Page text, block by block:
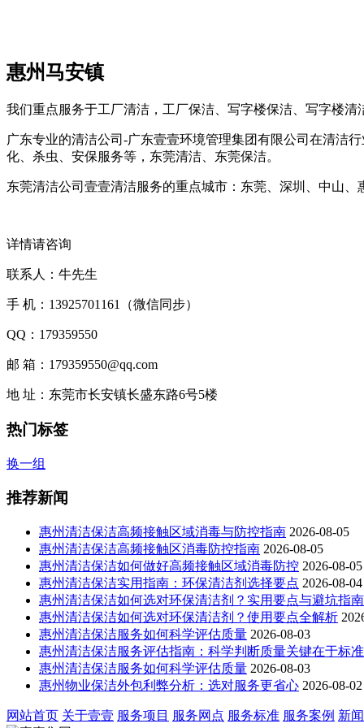
惠州马安镇
我们重点服务于工厂清洁，工厂保洁、写字楼保洁、写字楼清
广东专业的清洁公司-广东壹壹环境管理集团有限公司在清洁
化、杀虫、安保服务等，东莞清洁、东莞保洁。
东莞清洁公司壹壹清洁服务的重点城市：东莞、深圳、中山、
详情请咨询
联系人：牛先生
手 机：13925701161（微信同步）
QQ：179359550
邮 箱：179359550@qq.com
地 址：东莞市长安镇长盛东路6号5楼
热门标签
换一组
推荐新闻
惠州清洁保洁高频接触区域消毒与防控指南 2026-08-05
惠州清洁保洁高频接触区消毒防控指南 2026-08-05
惠州清洁保洁如何做好高频接触区域消毒防控 2026-08-05
惠州清洁保洁实用指南：环保清洁剂选择要点 2026-08-04
惠州清洁保洁如何选对环保清洁剂？实用要点与避坑指南
惠州清洁保洁如何选对环保清洁剂？使用要点全解析
惠州清洁保洁服务如何科学评估质量 2026-08-03
惠州清洁保洁服务评估指南：科学判断质量关键在于标准
惠州清洁保洁服务如何科学评估质量 2026-08-03
惠州物业保洁外包利弊分析：选对服务更省心 2026-08-02
网站首页 关于壹壹 服务项目 服务网点 服务标准 服务案例 新